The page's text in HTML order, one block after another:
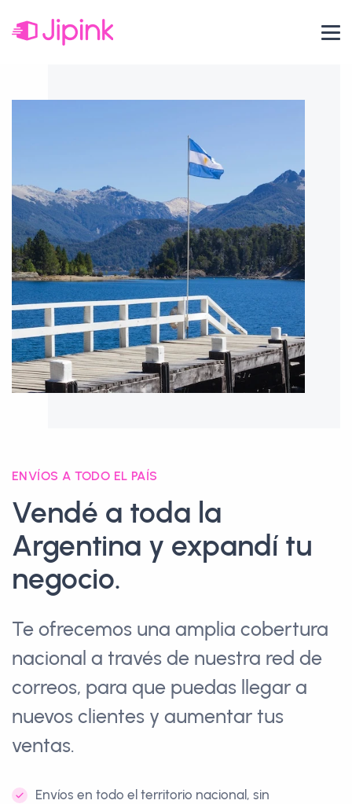
ENVÍOS A TODO EL PAÍS
Vendé a toda la
Argentina y expandítu
negocio.
Te ofrecemos una amplia cobertura
nacional a través de nuestra red de
correos, para que puedas llegar a
nuevos clientes y aumentar tus
ventas.
Envíos en todo el territorio nacional, sin